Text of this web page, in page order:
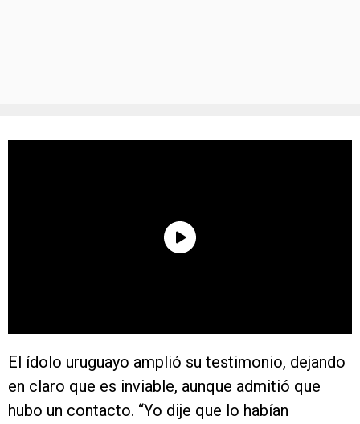
El ídolo uruguayo amplió su testimonio, dejando
en claro que es inviable, aunque admitió que
hubo un contacto. “Yo dije que lo habían